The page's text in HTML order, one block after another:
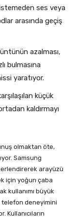
istemeden ses veya
arasında geçiş
azalması,
bulmasına
yaratıyor.
küçük
kaldırmayı
olmaktan öte,
Samsung
arayüzü
için yoğun çaba
kullanımı büyük
telefon deneyimini